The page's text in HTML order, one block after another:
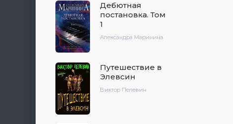
Дебютная
постановка. Том
1
Александра Маринина
Путешествие в
Элевсин
Виктор Пелевин